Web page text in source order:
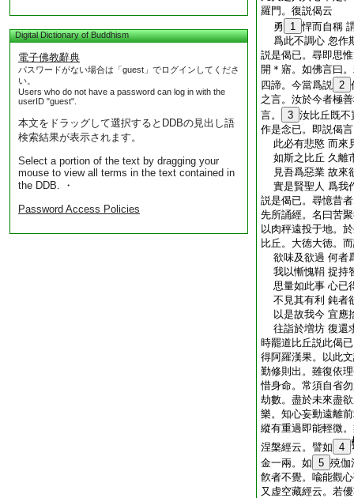
Digital Dictionary of Buddhism
電子佛教辭典
パスワードがない場合は「guest」でログインしてくださ
い。
Users who do not have a password can log in with the
userID "guest".
本文をドラッグして選択するとDDBの見出し語
検索結果が表示されます。
Select a portion of the text by dragging your
mouse to view all terms in the text contained in
the DDB. ・
Password Access Policies
羅門。復説偈云
勇
1 悍而自稱
爲此不調心 忽作
説是偈已。尋即思
開＊寤。如佛言曰
四諦。今當爲説 2
之言。汝於今者極
言。
3 汝比丘既不
作是念已。即説偈言
此必有悲愍 而來
如斯之比丘 久離
見吾爲惡業 故來
實是賢聖人 爲我
説是偈已。尋憶昔
先所誦經。名曰苦
以肉秤遠投于地。
比丘。大徳大徳。
欲味及欲過 何者
我以慚愧鞙 捉持
思量如此事 心已
不見其有利 鈍者
以是故我今 宜應
往詣於増坊 復還
時罷道比丘説此偈
得阿羅漢果。以此
勤修則出。雖復依
惜身命。常須自省
劫數。盡於未來盡
樂。知心妄動遠離
縱有重過即能輕微
涅槃經云。譬如 4
金一兩。如 5 殑伽
飮者不覺。喩能觀
又虚空藏經云。若